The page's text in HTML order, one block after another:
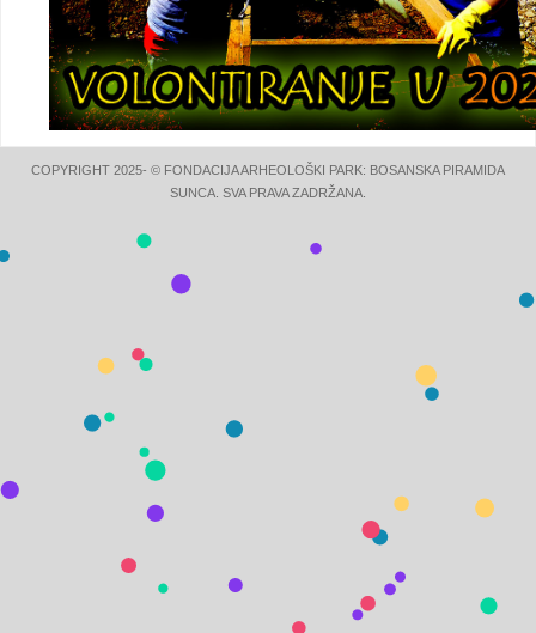
COPYRIGHT 2025- © FONDACIJA ARHEOLOŠKI PARK: BOSANSKA PIRAMIDA
SUNCA. SVA PRAVA ZADRŽANA.